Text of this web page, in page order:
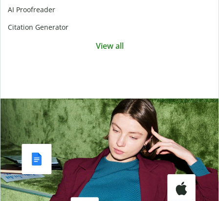
AI Proofreader
Citation Generator
View all